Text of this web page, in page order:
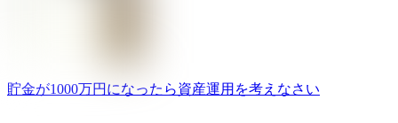
貯金が1000万円になったら資産運用を考えなさい